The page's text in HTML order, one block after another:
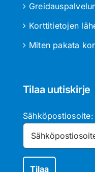
Korttitietojen
Miten pakata
Tilaa uutiskirje
Sähköpostiosoite: